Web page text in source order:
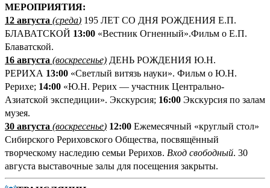
МЕРОПРИЯТИЯ:
12 августа (среда) 195 ЛЕТ СО ДНЯ РОЖДЕНИЯ Е.П.
БЛАВАТСКОЙ 13:00 «Вестник Огненный».Фильм о Е.П.
Блаватской.
16 августа (воскресенье) ДЕНЬ РОЖДЕНИЯ Ю.Н.
РЕРИХА 13:00 «Светлый витязь науки». Фильм о Ю.Н.
Рерихе; 14:00 «Ю.Н. Рерих — участник Центрально-
Азиатской экспедиции». Экскурсия; 16:00 Экскурсия по залам
музея.
30 августа (воскресенье) 12:00 Ежемесячный «круглый стол»
Сибирского Рериховского Общества, посвящённый
творческому наследию семьи Рерихов. Вход свободный. 30
августа выставочные залы для посещения закрыты.